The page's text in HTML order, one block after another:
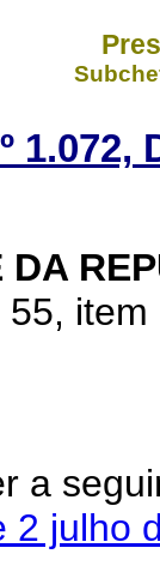
1.072,
2 julho